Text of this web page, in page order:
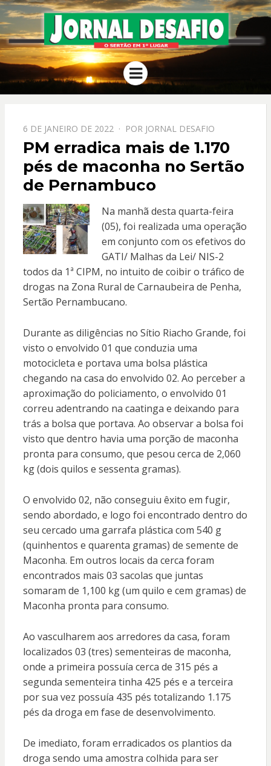
JORNAL
DESAFIO
O Sertão em 1º Lugar
Menu
PPOSTADO
EM
6 DE JANEIRO DE 2022 POR JORNAL DESAFIO
PM erradica mais de 1.170
pés de maconha no Sertão
de Pernambuco
Na manhã desta quarta-feira
(05), foi realizada uma operação
em conjunto com os efetivos do
GATI/ Malhas da Lei/ NIS-2
todos da 1ª CIPM, no intuito de coibir o tráfico de
drogas na Zona Rural de Carnaubeira de Penha,
Sertão Pernambucano.
Durante as diligências no Sítio Riacho Grande, foi
visto o envolvido 01 que conduzia uma
motocicleta e portava uma bolsa plástica
chegando na casa do envolvido 02. Ao perceber a
aproximação do policiamento, o envolvido 01
correu adentrando na caatinga e deixando para
trás a bolsa que portava. Ao observar a bolsa foi
visto que dentro havia uma porção de maconha
pronta para consumo, que pesou cerca de 2,060
kg (dois quilos e sessenta gramas).
O envolvido 02, não conseguiu êxito em fugir,
sendo abordado, e logo foi encontrado dentro do
seu cercado uma garrafa plástica com 540 g
(quinhentos e quarenta gramas) de semente de
Maconha. Em outros locais da cerca foram
encontrados mais 03 sacolas que juntas
somaram de 1,100 kg (um quilo e cem gramas) de
Maconha pronta para consumo.
Ao vasculharem aos arredores da casa, foram
localizados 03 (tres) sementeiras de maconha,
onde a primeira possuía cerca de 315 pés a
segunda sementeira tinha 425 pés e a terceira
por sua vez possuía 435 pés totalizando 1.175
pés da droga em fase de desenvolvimento.
De imediato, foram erradicados os plantios da
droga sendo uma amostra colhida para ser